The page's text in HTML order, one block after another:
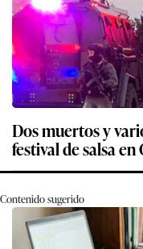
Dos muertos y
festival de salsa en
Contenido sugerido